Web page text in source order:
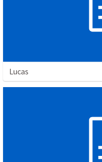
Lucas